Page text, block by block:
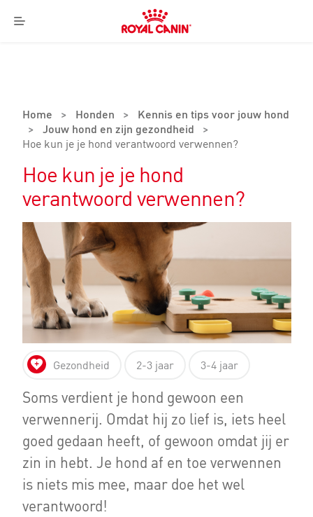
Menu
Royal
Canin
Home > Honden >
Kennis en tips voor jouw hond
> Jouw hond en zijn gezondheid
>
Hoe kun je je hond verantwoord verwennen?
Hoe kun je je hond
verantwoord verwennen?
Gezondheid 2-3 jaar 3-4 jaar
Soms verdient je hond gewoon een
verwennerij. Omdat hij zo lief is, iets heel
goed gedaan heeft, of gewoon omdat jij er
zin in hebt. Je hond af en toe verwennen
is niets mis mee, maar doe het wel
verantwoord!